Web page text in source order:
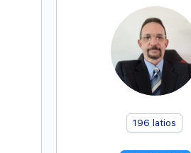
196 latios